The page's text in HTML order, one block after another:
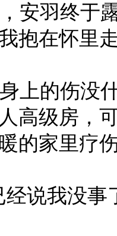
安羽终于
抱在怀里
上的伤没
高级房，
的家里疗
说我没事